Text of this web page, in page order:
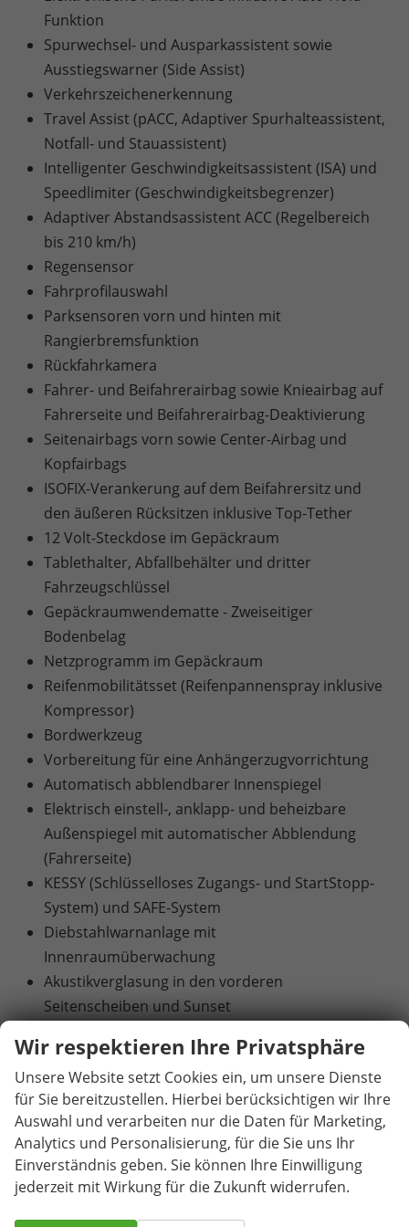
Funktion
Spurwechsel- und Ausparkassistent sowie
Ausstiegswarner (Side Assist)
Verkehrszeichenerkennung
Travel Assist (pACC, Adaptiver Spurhalteassistent,
Notfall- und Stauassistent)
Intelligenter Geschwindigkeitsassistent (ISA) und
Speedlimiter (Geschwindigkeitsbegrenzer)
Adaptiver Abstandsassistent ACC (Regelbereich
bis 210 km/h)
Regensensor
Fahrprofilauswahl
Parksensoren vorn und hinten mit
Rangierbremsfunktion
Rückfahrkamera
Fahrer- und Beifahrerairbag sowie Knieairbag auf
Fahrerseite und Beifahrerairbag-Deaktivierung
Seitenairbags vorn sowie Center-Airbag und
Kopfairbags
ISOFIX-Verankerung auf dem Beifahrersitz und
den äußeren Rücksitzen inklusive Top-Tether
12 Volt-Steckdose im Gepäckraum
Tablethalter, Abfallbehälter und dritter
Fahrzeugschlüssel
Gepäckraumwendematte - Zweiseitiger
Bodenbelag
Netzprogramm im Gepäckraum
Reifenmobilitätsset (Reifenpannenspray inklusive
Kompressor)
Bordwerkzeug
Vorbereitung für eine Anhängerzugvorrichtung
Automatisch abblendbarer Innenspiegel
Elektrisch einstell-, anklapp- und beheizbare
Außenspiegel mit automatischer Abblendung
(Fahrerseite)
KESSY (Schlüsselloses Zugangs- und StartStopp-
System) und SAFE-System
Diebstahlwarnanlage mit
Innenraumüberwachung
Akustikverglasung in den vorderen
Seitenscheiben und Sunset
Allergenfilter & Geruchsfilter
Beheizbare Vordersitze
Elektrisch betätigte Kindersicherung für die
hinteren Türen und Fenster
Elektrische Heckklappenbedienung mit
Komfortöffnung
Wir respektieren Ihre Privatsphäre
Unsere Website setzt Cookies ein, um unsere Dienste
für Sie bereitzustellen. Hierbei berücksichtigen wir Ihre
Auswahl und verarbeiten nur die Daten für Marketing,
Analytics und Personalisierung, für die Sie uns Ihr
Einverständnis geben. Sie können Ihre Einwilligung
jederzeit mit Wirkung für die Zukunft widerrufen.